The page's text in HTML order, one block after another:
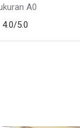
A0
4.0/5.0